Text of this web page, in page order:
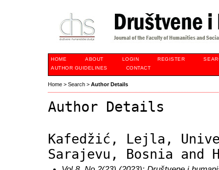
HOME ABOUT LOGIN REGISTER
AUTHOR GUIDELINES
CONTACT
Home > Search > Author Details
Author Details
Kafedžić, Lejla,
Sarajevu, Bosnia and